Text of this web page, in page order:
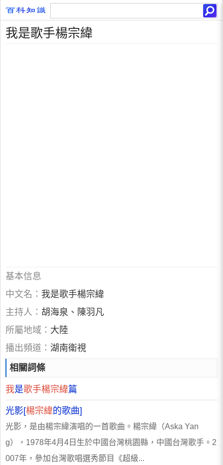
我是歌手楊宗緯
基本信息
中文名： 我是歌手楊宗緯
主持人： 胡海泉、陳羽凡
所屬地域： 大陸
播出頻道： 湖南衛視
相關詞條
我是歌手楊宗緯篇
光影[楊宗緯的歌曲]
光影，是由楊宗緯演唱的一首歌曲。楊宗緯（Aska Yan
g），1978年4月4日生於中國台灣桃園縣，中國台灣歌手。2
007年，參加台灣歌唱選秀節目《超級...